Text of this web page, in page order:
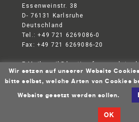
Essenweinstr. 38
D- 76131 Karlsruhe
Deutschland
Tel.: +49 721 6269086-0
Fax: +49 721 6269086-20
E-Mail:mail@bastian-
DATENSCHUTZERKLÄRUNG
© 2026 Bastian GmbH
Wir setzen auf unserer Website
bitte selbst, welche Arten von Cookies
Website gesetzt werden sollen.
OK